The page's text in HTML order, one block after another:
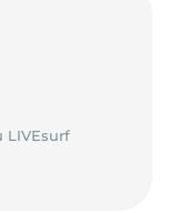
LIVEsurf